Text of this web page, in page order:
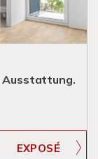
Ausstattung.